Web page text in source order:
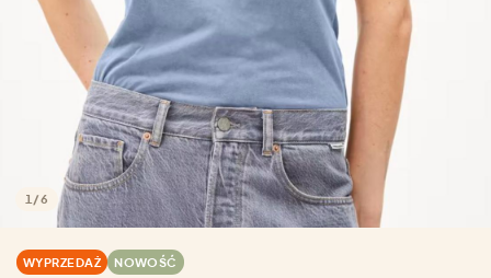
1 /6
WYPRZEDAŻ NOWOŚĆ